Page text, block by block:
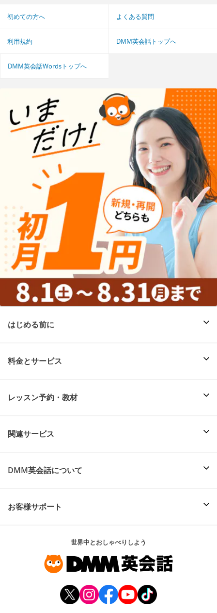
初めての方へ よくある質問
利用規約 DMM英会話トップへ
DMM英会話Wordsトップへ
はじめる前に
料金とサービス
レッスン予約・教材
関連サービス
DMM英会話について
お客様サポート
世界中とおしゃべりしよう